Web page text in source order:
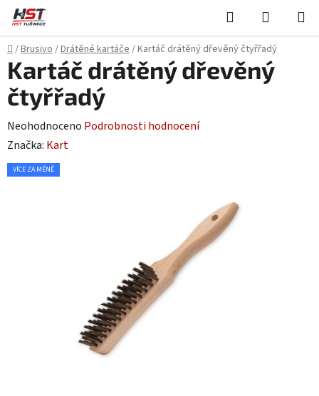
Přejít
obsah
Hledat
KOŠÍK
Domů
/Brusivo/Drátěné kartáče/Kartáč drátěný dřevěný čtyřřadý
Kartáč drátěný dřevěný
čtyřřadý
Průměrné
hodnocení
produktu
Neohodnoceno Podrobnosti hodnocení
Značka: Kart
VÍCE ZA MÉNĚ